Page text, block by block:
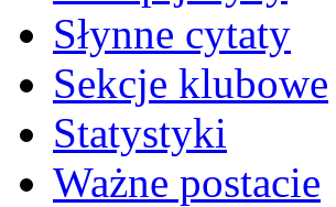
Słynne cytaty
Sekcje klubowe
Statystyki
Ważne postacie